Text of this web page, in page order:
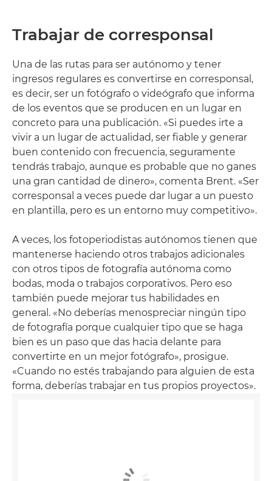
Trabajar de corresponsal
Una de las rutas para ser autónomo y tener
ingresos regulares es convertirse en corresponsal,
es decir, ser un fotógrafo o videógrafo que informa
de los eventos que se producen en un lugar en
concreto para una publicación. «Si puedes irte a
vivir a un lugar de actualidad, ser fiable y generar
buen contenido con frecuencia, seguramente
tendrás trabajo, aunque es probable que no ganes
una gran cantidad de dinero», comenta Brent. «Ser
corresponsal a veces puede dar lugar a un puesto
en plantilla, pero es un entorno muy competitivo».
A veces, los fotoperiodistas autónomos tienen que
mantenerse haciendo otros trabajos adicionales
con otros tipos de fotografía autónoma como
bodas, moda o trabajos corporativos. Pero eso
también puede mejorar tus habilidades en
general. «No deberías menospreciar ningún tipo
de fotografía porque cualquier tipo que se haga
bien es un paso que das hacia delante para
convertirte en un mejor fotógrafo», prosigue.
«Cuando no estés trabajando para alguien de esta
forma, deberías trabajar en tus propios proyectos».